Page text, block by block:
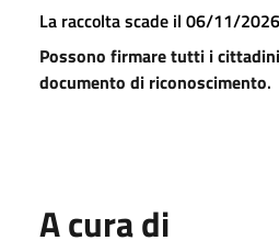
La raccolta scade il 06/11/
Possono firmare tutti i
documento di riconoscimento.
A cura di